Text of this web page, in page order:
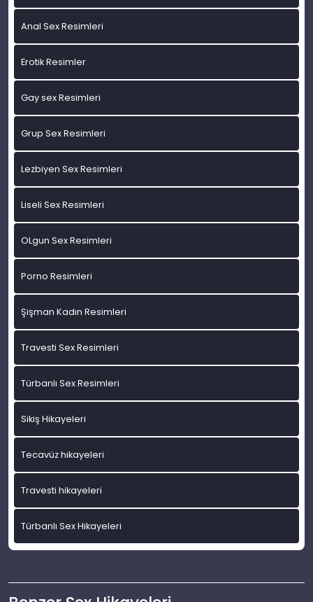
Anal Sex Resimleri
Erotik Resimler
Gay sex Resimleri
Grup Sex Resimleri
Lezbiyen Sex Resimleri
Liseli Sex Resimleri
OLgun Sex Resimleri
Porno Resimleri
Şişman Kadın Resimleri
Travesti Sex Resimleri
Türbanlı Sex Resimleri
Sikiş Hikayeleri
Tecavüz hikayeleri
Travesti hikayeleri
Türbanlı Sex Hikayeleri